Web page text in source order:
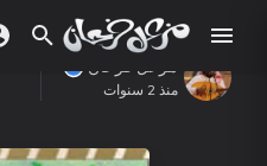
منذ 2 سنوات